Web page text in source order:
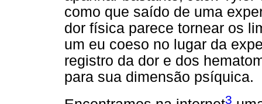
como que saído de uma
dor física parece tornear os
um eu coeso no lugar da
registro da dor e dos
para sua dimensão psíquica.
3